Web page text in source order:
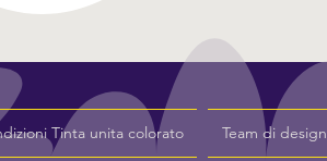
Tinta unita colorato Team di design